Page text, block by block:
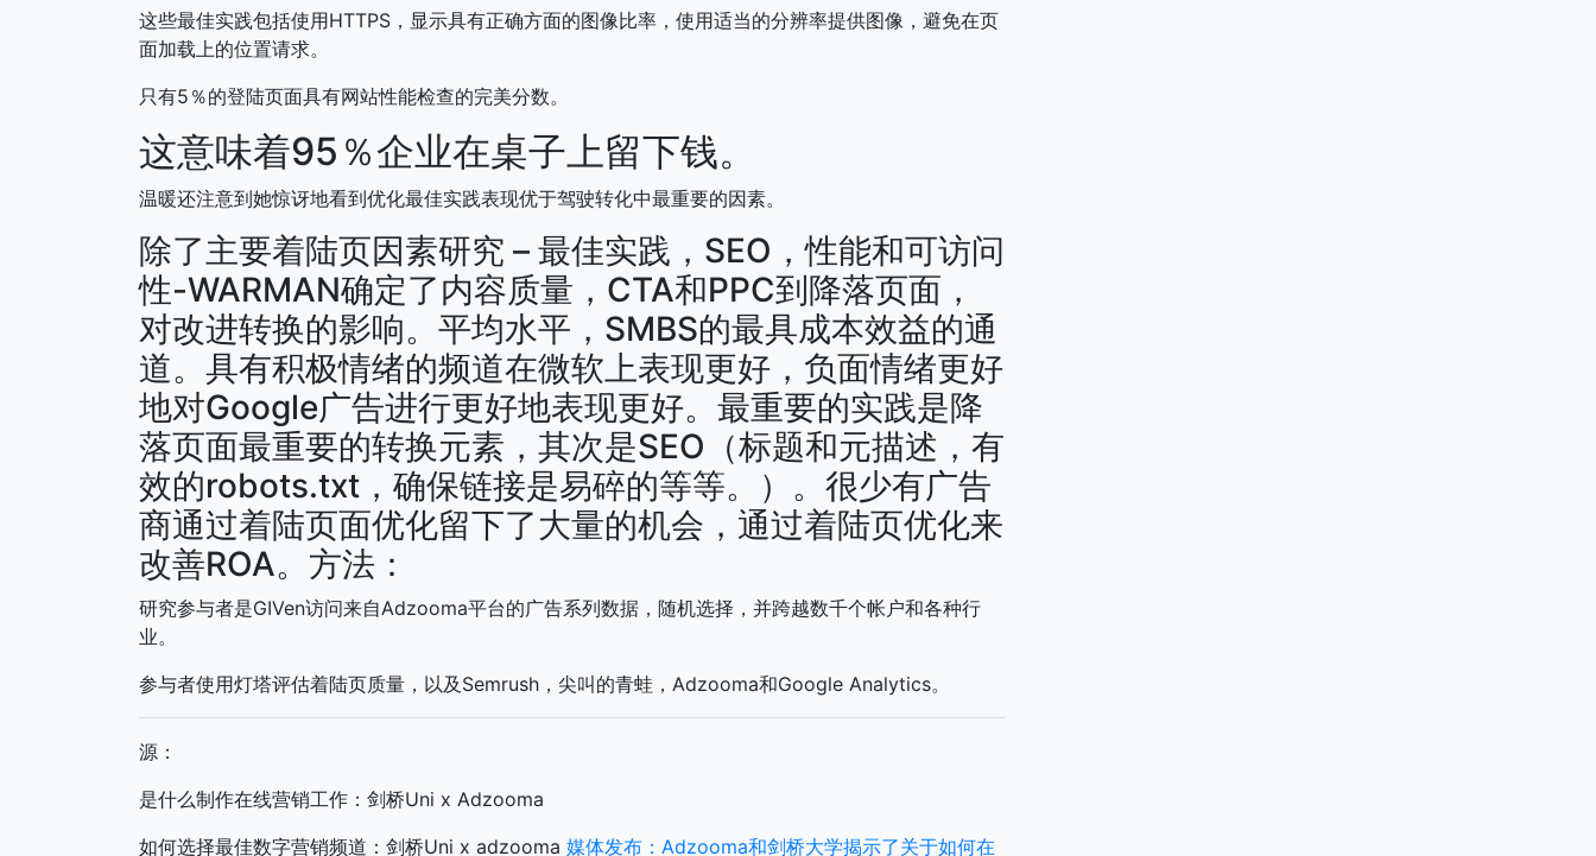
这些最佳实践包括使用HTTPS，显示具有正确方面的图像比率，使用适当的分辨率提供图像，避免在页
面加载上的位置请求。
只有5％的登陆页面具有网站性能检查的完美分数。
这意味着95％企业在桌子上留下钱。
温暖还注意到她惊讶地看到优化最佳实践表现优于驾驶转化中最重要的因素。
除了主要着陆页因素研究 – 最佳实践，SEO，性能和可访问
性-WARMAN确定了内容质量，CTA和PPC到降落页面，
对改进转换的影响。平均水平，SMBS的最具成本效益的通
道。具有积极情绪的频道在微软上表现更好，负面情绪更好
地对Google广告进行更好地表现更好。最重要的实践是降
落页面最重要的转换元素，其次是SEO（标题和元描述，有
效的robots.txt，确保链接是易碎的等等。）。很少有广告
商通过着陆页面优化留下了大量的机会，通过着陆页优化来
改善ROA。方法：
研究参与者是GIVen访问来自Adzooma平台的广告系列数据，随机选择，并跨越数千个帐户和各种行
业。
参与者使用灯塔评估着陆页质量，以及Semrush，尖叫的青蛙，Adzooma和Google Analytics。
源：
是什么制作在线营销工作：剑桥Uni x Adzooma
如何选择最佳数字营销频道：剑桥Uni x adzooma 媒体发布：Adzooma和剑桥大学揭示了关于如何在